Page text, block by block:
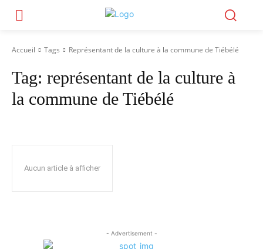
Accueil Tags Représentant de la culture à la commune de Tiébélé
Tag: représentant de la culture à
la commune de Tiébélé
Aucun article à afficher
- Advertisement -